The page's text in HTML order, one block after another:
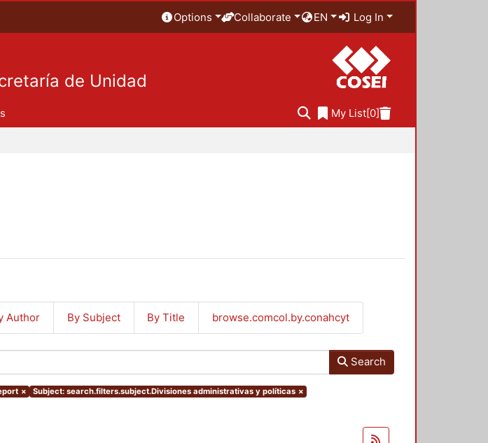
Options Collaborate EN Log In
de Unidad
My List[0]
Author By Subject By Title browse.comcol.by.conahcyt
Search
× Subject: search.filters.subject.Divisiones administrativas y políticas ×